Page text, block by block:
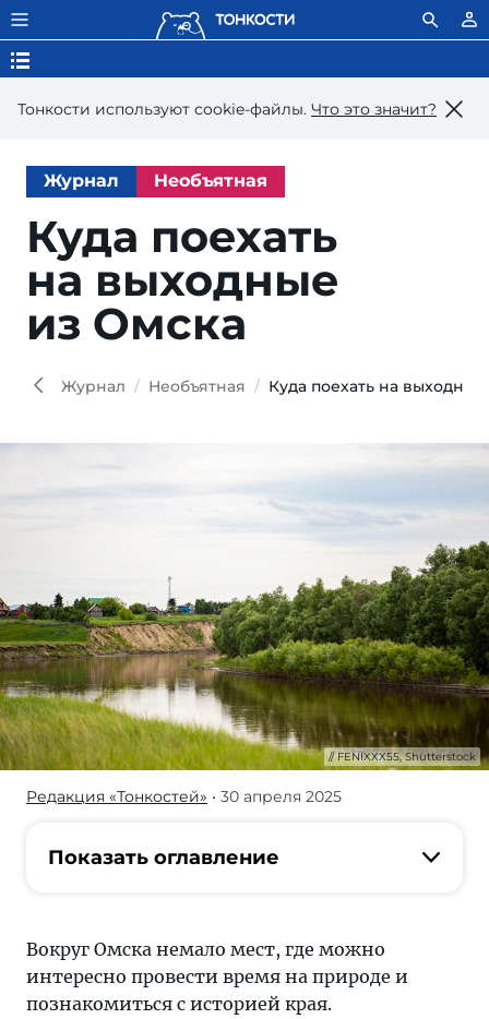
Тонкости используют сookie-файлы. Что это значит?
Журнал Необъятная
Куда поехать
на выходные
из Омска
Журнал Необъятная Куда поехать на
FENIXXX55, Shutterstock
Вокруг
немало
интересно
провести
Редакция «Тонкостей» • 30 апреля 2025
Показать оглавление
Вокруг Омска немало мест, где можно
интересно провести время на природе и
познакомиться с историей края.